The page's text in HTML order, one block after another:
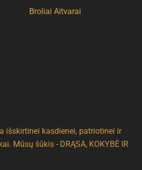
išskirtinei kasdienei, patriotinei ir
Mūsų šūkis - DRĄSA, KOKYBĖ IR
Broliai Aitvarai